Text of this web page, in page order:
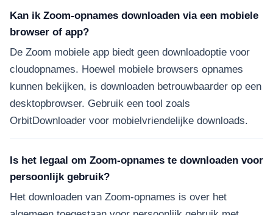
Kan ik Zoom-opnames downloaden via een mobiele
browser of app?
De Zoom mobiele app biedt geen downloadoptie voor
cloudopnames. Hoewel mobiele browsers opnames
kunnen bekijken, is downloaden betrouwbaarder op een
desktopbrowser. Gebruik een tool zoals
OrbitDownloader voor mobielvriendelijke downloads.
Is het legaal om Zoom-opnames te downloaden voor
persoonlijk gebruik?
Het downloaden van Zoom-opnames is over het